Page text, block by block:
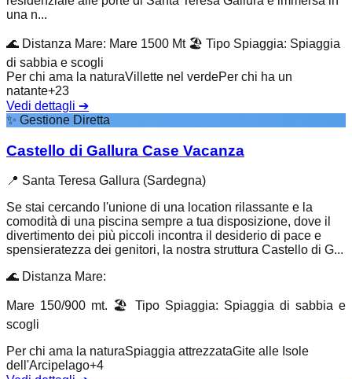
una n...
🌊 Distanza Mare: Mare 1500 Mt 🏖️ Tipo Spiaggia: Spiaggia
di sabbia e scogli
Per chi ama la naturaVillette nel verdePer chi ha un
natante+23
Vedi dettagli ➔
✨ Gestione Diretta
Castello di Gallura Case Vacanza
📍 Santa Teresa Gallura (Sardegna)
Se stai cercando l'unione di una location rilassante e la
comodità di una piscina sempre a tua disposizione, dove il
divertimento dei più piccoli incontra il desiderio di pace e
spensieratezza dei genitori, la nostra struttura Castello di G...
🌊 Distanza Mare:
Mare 150/900 mt. 🏖️ Tipo Spiaggia: Spiaggia di sabbia e
scogli
Per chi ama la naturaSpiaggia attrezzataGite alle Isole
dell'Arcipelago+4